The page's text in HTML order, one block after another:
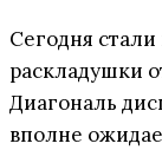
Сегодня
раскладушки
Диагональ
вполне